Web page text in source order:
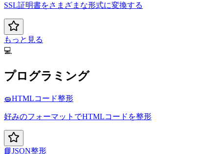
SSL証明書をさまざまな形式に変換する
もっと見る
💻
プログラミング
🧽HTMLコード整形
好みのフォーマットでHTMLコードを整形
📘JSON整形